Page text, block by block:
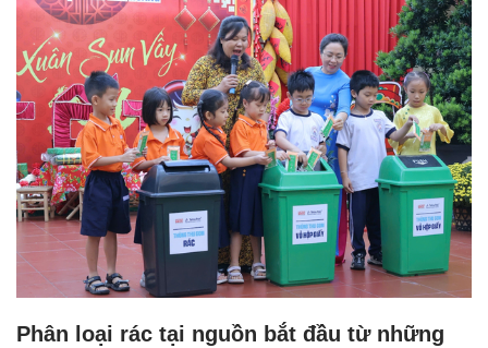
Phân loại rác tại nguồn bắt đầu từ những